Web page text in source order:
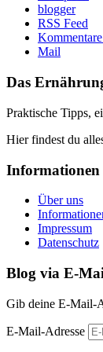
blogger
RSS Feed
Mail
Das
Praktische Tipps,
Hier findest du
Informationen
Über uns
Impressum
Datenschutz
Blog via E-
Gib deine E-Mail-
E-Mail-Adresse